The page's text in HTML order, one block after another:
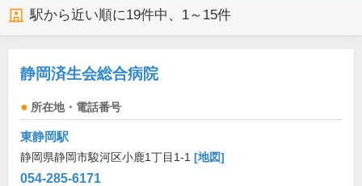
駅から近い順に19件中、 1～15件
静岡済生会総合病院
所在地・電話番号
東静岡駅
静岡県静岡市駿河区小鹿1丁目1-1 [地図]
054-285-6171